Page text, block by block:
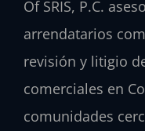
Of SRIS, P.C.
arrendatarios
revisión y litigio
comerciales en
comunidades